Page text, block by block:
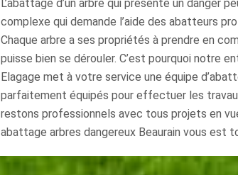
L’abattage d’un arbre qui présente un danger
complexe qui demande l’aide des abatteurs
Chaque arbre a ses propriétés à prendre en
puisse bien se dérouler. C’est pourquoi notre
Elagage met à votre service une équipe
parfaitement équipés pour effectuer les
restons professionnels avec tous projets en
abattage arbres dangereux Beaurain vous est